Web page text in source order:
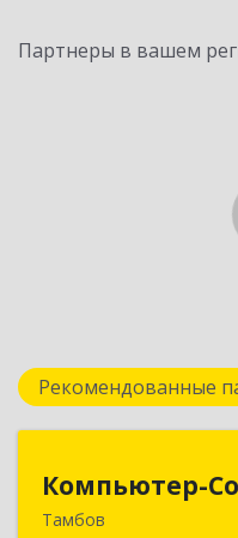
Партнеры в вашем
Рекомендованные
Компьютер-
Тамбов
392000,